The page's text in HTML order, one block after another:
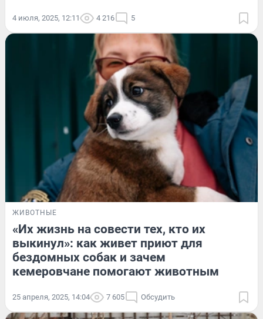
4 июля, 2025, 12:11 4 216 5
ЖИВОТНЫЕ
«Их жизнь на совести тех, кто их
выкинул»: как живет приют для
бездомных собак и зачем
кемеровчане помогают животным
25 апреля, 2025, 14:04 7 605 Обсудить